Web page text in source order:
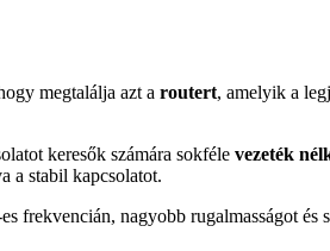
megtalálja azt a routert, amelyik a
keresők számára sokféle vezeték
a stabil kapcsolatot.
frekvencián, nagyobb rugalmasságot és